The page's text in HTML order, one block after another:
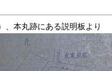
、本丸跡にある説明板より